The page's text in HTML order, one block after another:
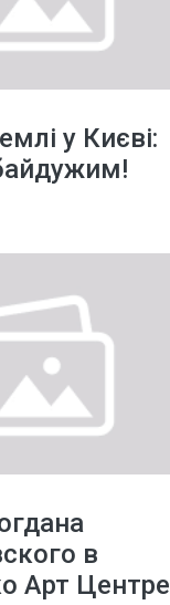
у Києві:
в
Арт Центре